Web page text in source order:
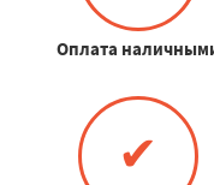
Оплата
✔